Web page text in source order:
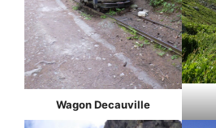
Wagon Decauville